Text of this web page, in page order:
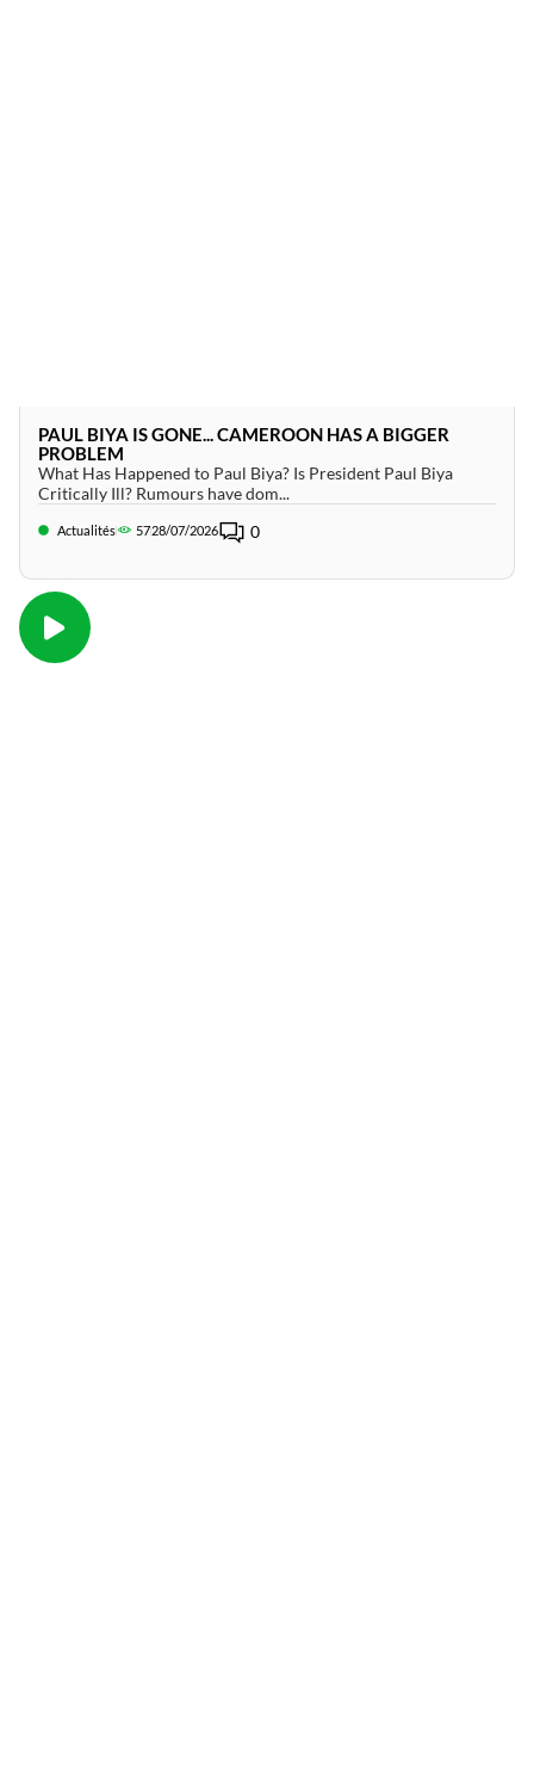
PAUL BIYA IS GONE... CAMEROON HAS A BIGGER
PROBLEM
What Has Happened to Paul Biya? Is President Paul Biya
Critically Ill? Rumours have dom...
Actualités 5728/07/2026 0